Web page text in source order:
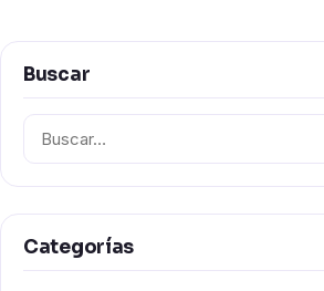
Buscar
Buscar:
Categorías